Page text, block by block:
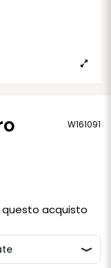
W161091
questo acquisto